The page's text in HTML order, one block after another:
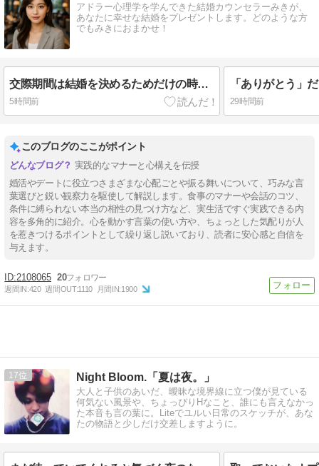
アドラー心理学を学んできた結婚カウンセラーみきが、
あなたに幸せな結婚をプレゼントします。どのような方
でもみきにおまかせ！
交際期間は結婚を決めるためだけの時間ではない
5時間前
「ありがとう」
29時間前
このブログのここがポイント
実践的なマナーと心構えを伝授
婚活やデートに役立つさまざまな心配ごとや振る舞いについて、巧みな言
葉選びと鋭い観察力を駆使して解説します。食事のマナーや会話のコツ、
条件に縛られない本当の相性の見つけ方など、実生活ですぐ実践できる内
容を多角的に紹介。心を動かす言葉の使い方や、ちょっとした気配りが人
を惹きつけるポイントとして繰り返し説いており、読者に安心感と自信を
与えます。
2108065 20
週間IN:420 週間OUT:1110 月間IN:1900
17 Night Bloom.「夏は夜。」
大人と子供のあいだ、曖昧な境界線に立つ僕が見ている
何気ない風景や、ちょっぴりHなこと、誰にも言えなかっ
た本音も言の葉に。Liteでユルい日常のスケッチが、あな
たの物語と少しだけ交差しますように。